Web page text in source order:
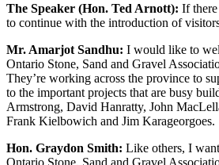
The Speaker (Hon. Ted Arnott): If
to continue with the introduction of
Mr. Amarjot Sandhu: I would like to
Ontario Stone, Sand and Gravel
They’re working across the province to
to the important projects that are busy
Armstrong, David Hanratty, John
Frank Kielbowich and Jim Karageorgoes.
Hon. Graydon Smith: Like others, I
Ontario Stone, Sand and Gravel